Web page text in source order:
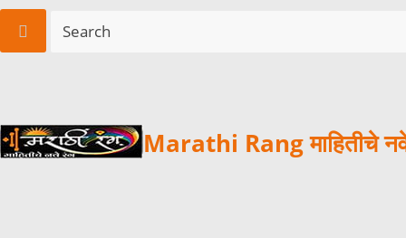
Marathi Rang माहितीचे